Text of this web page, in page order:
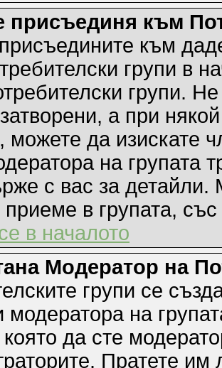
присъединя към
към
групи в
групи.
а при
можете да изискате
на групата
с вас за
приеме в групата,
в началото
Модератор на
групи се
модератора на
която да сте
Пратете